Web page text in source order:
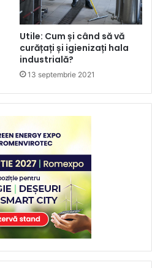
Utile: Cum și când să vă
curățați și igienizați hala
industrială?
13 septembrie 2021